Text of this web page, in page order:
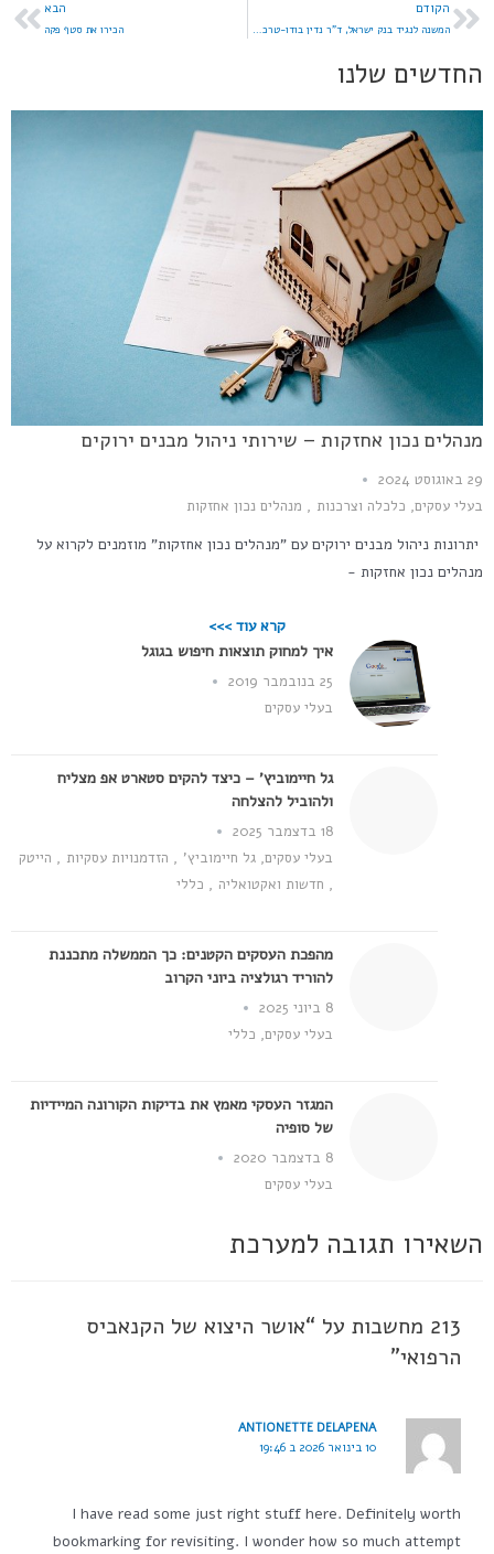
הקודם
המשנה לנגיד בנק ישראל, ד"ר נדין בודו-טרכטנברג פורשת
הבא
הכירו את סטף פקה
החדשים שלנו
מנהלים נכון אחזקות – שירותי ניהול מבנים ירוקים
29 באוגוסט 2024
בעלי עסקים, כלכלה וצרכנות , מנהלים נכון אחזקות
יתרונות ניהול מבנים ירוקים עם "מנהלים נכון אחזקות" מוזמנים לקרוא על
מנהלים נכון אחזקות -
קרא עוד >>>
איך למחוק תוצאות חיפוש בגוגל
25 בנובמבר 2019
בעלי עסקים
גל חיימוביץ' – כיצד להקים סטארט אפ מצליח
ולהוביל להצלחה
18 בדצמבר 2025
בעלי עסקים,גל חיימוביץ' , הזדמנויות עסקיות , הייטק
, חדשות ואקטואליה , כללי
מהפכת העסקים הקטנים: כך הממשלה מתכננת
להוריד רגולציה ביוני הקרוב
8 ביוני 2025
בעלי עסקים, כללי
המגזר העסקי מאמץ את בדיקות הקורונה המיידיות
של סופיה
8 בדצמבר 2020
בעלי עסקים
השאירו תגובה למערכת
213 מחשבות על “אושר היצוא של הקנאביס
הרפואי”
ANTIONETTE DELAPENA
10 בינואר 2026 ב 19:46
I have read some just right stuff here. Definitely worth
bookmarking for revisiting. I wonder how so much attempt